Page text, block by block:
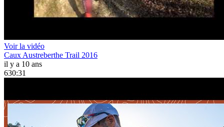
Voir la vidéo
Caux Austreberthe Trail 2016
il y a 10 ans
630:31